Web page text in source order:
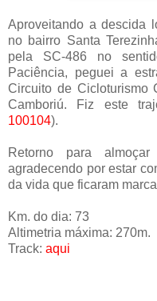
Aproveitando a descida
no bairro Santa
pela SC-486 no
Paciência, peguei a
Circuito de Cicloturismo
Camboriú. Fiz este
100104).
Retorno para
agradecendo por estar
da vida que ficaram
Km. do dia: 73
Altimetria máxima: 270m.
Track: aqui